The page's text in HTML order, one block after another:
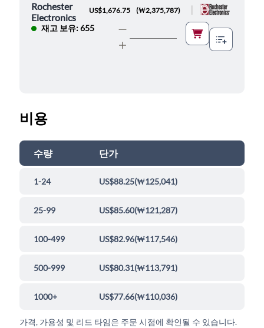
Rochester
Electronics
재고 보유: 655
US$1,676.75 (₩2,375,787)
비용
수량 단가
1-24 US$88.25(₩125,041)
25-99 US$85.60(₩121,287)
100-499 US$82.96(₩117,546)
500-999 US$80.31(₩113,791)
1000+ US$77.66(₩110,036)
가격, 가용성 및 리드 타임은 주문 시점에 확인될 수 있습니다.